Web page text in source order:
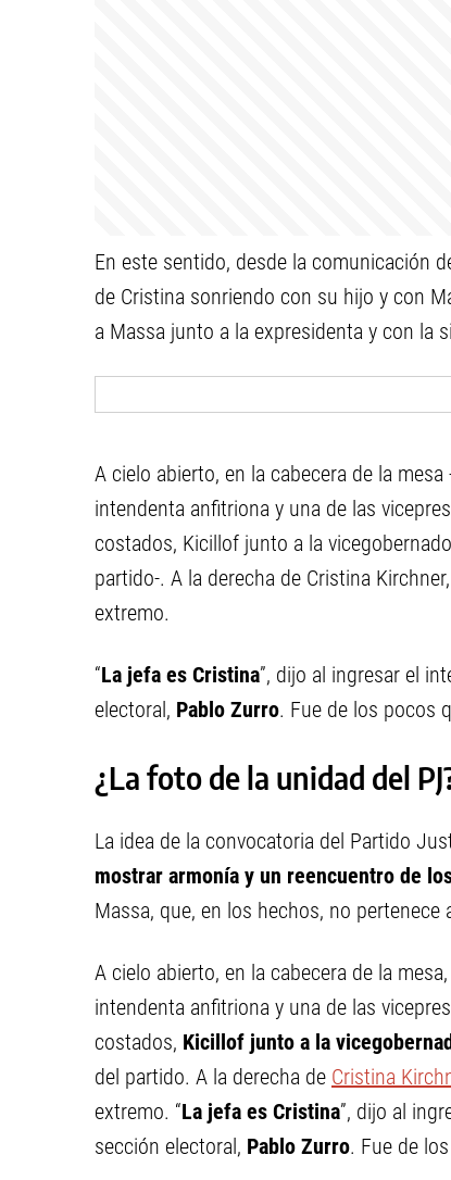
En este sentido, desde la comunicación
de Cristina sonriendo con su hijo y con
a Massa junto a la expresidenta y con la
A cielo abierto, en la cabecera de la
intendenta anfitriona y una de las
costados, Kicillof junto a la
partido-. A la derecha de Cristina
extremo.
“La jefa es Cristina”, dijo al ingresar el
electoral, Pablo Zurro. Fue de los pocos
¿La foto de la unidad del
La idea de la convocatoria del Partido
mostrar armonía y un reencuentro de
Massa, que, en los hechos, no
A cielo abierto, en la cabecera de la
intendenta anfitriona y una de las
costados, Kicillof junto a la
del partido. A la derecha de Cristina
extremo. “La jefa es Cristina”, dijo al
sección electoral, Pablo Zurro. Fue de